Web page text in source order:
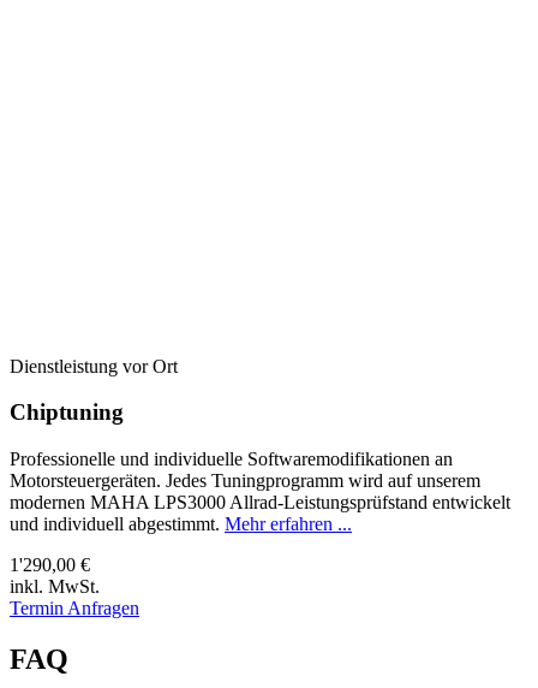
Dienstleistung vor Ort
Chiptuning
Professionelle und individuelle Softwaremodifikationen an
Motorsteuergeräten. Jedes Tuningprogramm wird auf unserem
modernen MAHA LPS3000 Allrad-Leistungsprüfstand entwickelt
und individuell abgestimmt. Mehr erfahren ...
1'290,00 €
inkl. MwSt.
Termin Anfragen
FAQ